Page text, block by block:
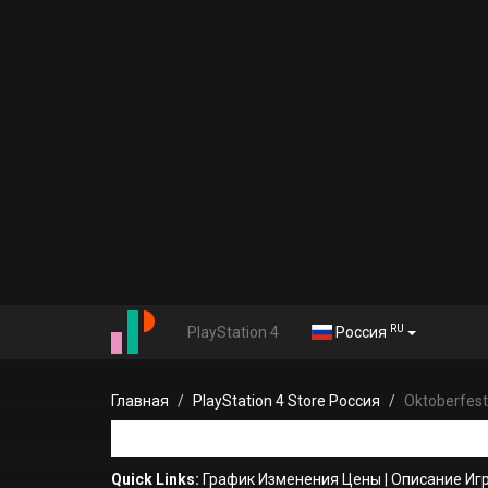
PlayStation 4 Россия RU
Главная PlayStation 4 Store Россия
Quick Links: График Изменения Цены Описание